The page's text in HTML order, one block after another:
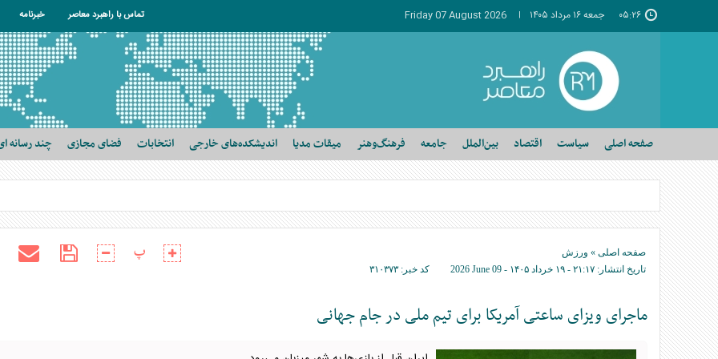
۰۵:۲۶ جمعه ۱۶ مرداد ۱۴۰۵ Friday 07 August 2026 تماس با راهبرد معاصر خبرنامه
صفحه اصلی سیاست اقتصاد بین‌الملل جامعه فرهنگ‌وهنر میقات مدیا اندیشکده‌های خارجی انتخابات فضای مجازی چند رسانه
صفحه اصلی » ورزش
تاریخ انتشار: ۲۱:۱۷ - ۱۹ خرداد ۱۴۰۵ - 2026 June 09 کد خبر: ۳۱۰۳۷۳
پ
ماجرای ویزای ساعتی آمریکا برای تیم ملی در جام جهانی